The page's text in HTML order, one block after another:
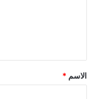
*
الاسم *